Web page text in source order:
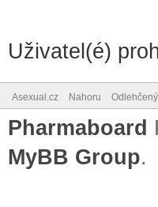
Uživatel(é)
Asexual.cz Nahoru
Pharmaboard
MyBB Group.